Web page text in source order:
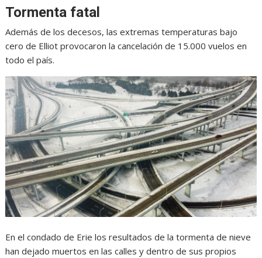
Tormenta fatal
Además de los decesos, las extremas temperaturas bajo
cero de Elliot provocaron la cancelación de 15.000 vuelos en
todo el país.
En el condado de Erie los resultados de la tormenta de nieve
han dejado muertos en las calles y dentro de sus propios